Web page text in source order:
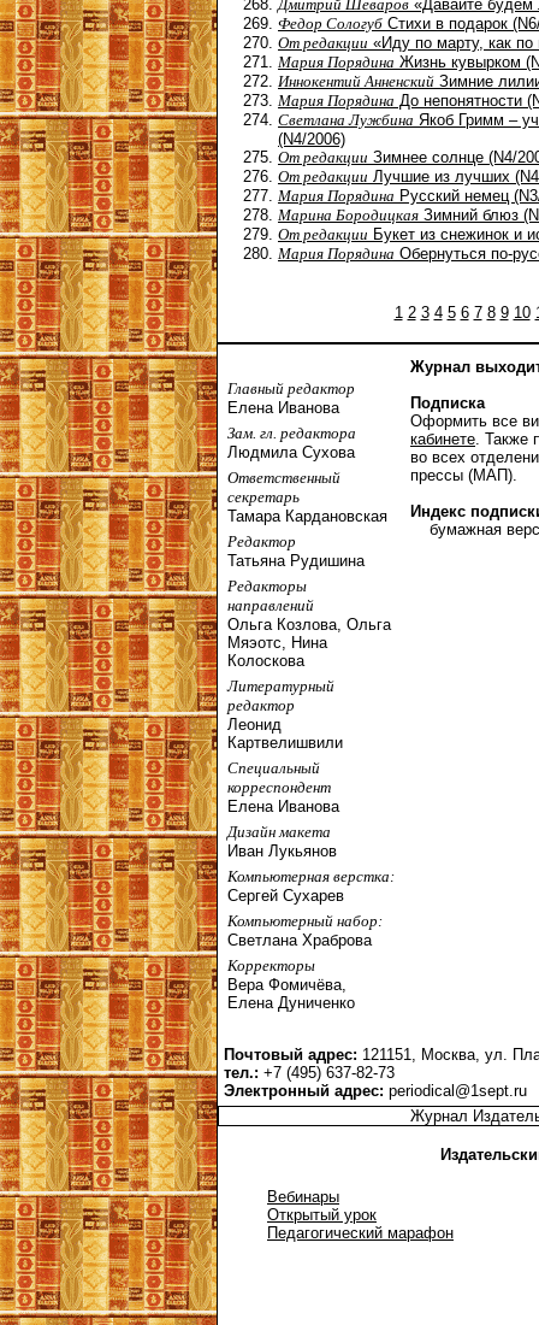
Дмитрий Шеваров «Давайте
Федор Сологуб Стихи в подарок
От редакции «Иду по марту, как
Мария Порядина Жизнь кувырком
Иннокентий Анненский Зимние
Мария Порядина До непонятности
Светлана Лужбина Якоб Гримм –
(N4/2006)
От редакции Зимнее солнце (N4/
От редакции Лучшие из лучших
Мария Порядина Русский немец
Марина Бородицкая Зимний блюз
От редакции Букет из снежинок и
Мария Порядина Обернуться по-
1 2 3 4 5 6 7 8 9 10
Главный редактор
Елена Иванова
Зам. гл. редактора
Людмила Сухова
Ответственный
секретарь
Тамара Кардановская
Редактор
Татьяна Рудишина
Редакторы
направлений
Ольга Козлова, Ольга
Мяэотс, Нина
Колоскова
Литературный
редактор
Леонид
Картвелишвили
Специальный
корреспондент
Елена Иванова
Дизайн макета
Иван Лукьянов
Компьютерная верстка:
Сергей Сухарев
Компьютерный набор:
Светлана Храброва
Корректоры
Вера Фомичёва,
Елена Дуниченко
Журнал
Подписка
Оформить все
кабинете. Также
во всех
прессы (МАП).
Индекс
бумажная
Почтовый адрес: 121151, Москва, ул.
тел.: +7 (495) 637-82-73
Электронный адрес: periodical@1sept.ru
Журнал
Вебинары
Открытый урок
Педагогический марафон